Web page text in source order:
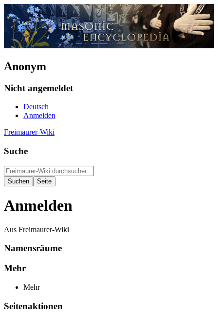
Anonym
Nicht angemeldet
Deutsch
Anmelden
Freimaurer-Wiki
Suche
Anmelden
Aus Freimaurer-Wiki
Namensräume
Mehr
Mehr
Seitenaktionen